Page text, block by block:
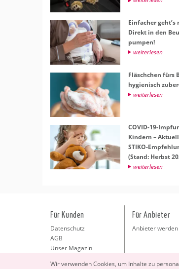
Ein­fa­cher geht’s
Di­rekt in den
pum­pen!
wei­ter­le­sen
Fläsch­chen fürs
hy­gie­nisch
wei­ter­le­sen
COVID-19-
Kin­dern –
STIKO-
(Stand: Herbst
wei­ter­le­sen
Wir ver­wen­den Coo­kies, um In­hal­te zu
Für Kunden
Datenschutz
AGB
Unser Magazin
Für Anbieter
Anbieter werden